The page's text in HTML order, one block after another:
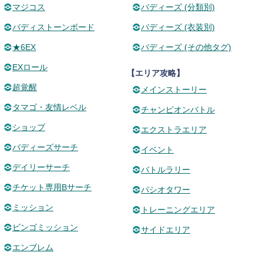
マジコス
バディストーンボード
★6EX
EXロール
超覚醒
タマゴ・友情レベル
ショップ
バディーズサーチ
デイリーサーチ
チケット専用Bサーチ
ミッション
ビンゴミッション
エンブレム
バディーズ (分類別)
バディーズ (衣装別)
バディーズ (その他タグ)
【エリア攻略】
メインストーリー
チャンピオンバトル
エクストラエリア
イベント
バトルラリー
パシオタワー
トレーニングエリア
サイドエリア